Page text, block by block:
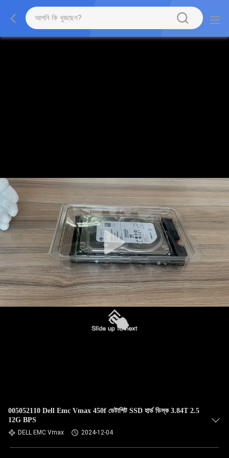
005052110 Dell Emc Vmax 450f ডেটাশিট SSD হার্ড ডিস্ক 3.84T 2.5
12G BPS
DELL EMC Vmax 2024-12-04